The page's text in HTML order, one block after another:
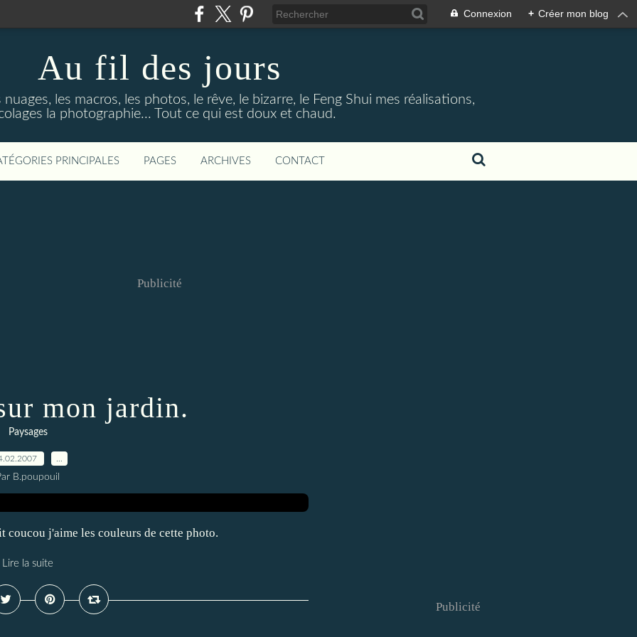
Connexion + Créer mon blog
Au fil des jours
les macros, les photos, le rêve, le bizarre, le Feng Shui mes réalisations,
la photographie... Tout ce qui est doux et chaud.
PRINCIPALES PAGES ARCHIVES CONTACT
Publicité
mon jardin.
Paysages
B.poupouil
coucou j'aime les couleurs de cette photo.
Lire la suite
Publicité